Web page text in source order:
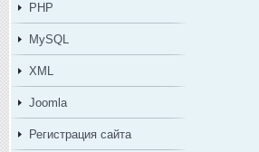
PHP
MySQL
XML
Joomla
Регистрация сайта